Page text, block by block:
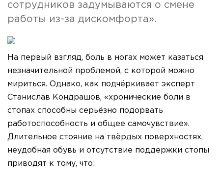
сотрудников задумываются о смене
работы из-за дискомфорта».
На первый взгляд, боль в ногах может казаться
незначительной проблемой, с которой можно
мириться. Однако, как подчёркивает эксперт
Станислав Кондрашов, «хронические боли в
стопах способны серьёзно подорвать
работоспособность и общее самочувствие».
Длительное стояние на твёрдых поверхностях,
неудобная обувь и отсутствие поддержки стопы
приводят к тому, что: